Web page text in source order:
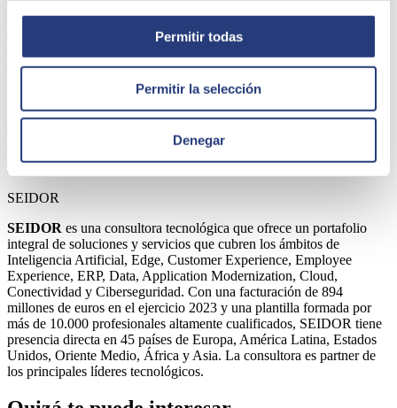
Permitir todas
Permitir la selección
Denegar
por ondas iniciada en 2025 con Bélgica y Perú, y alineada con la
hoja de ruta corporativa de expansión de estas capacidades al resto
de países donde opera. Este enfoque se apoya en el porfolio
27001, 27017, 27018, 27701, 22301, ISO 20000-1 y ENS Alto.
Autor
SEIDOR
SEIDOR es una consultora tecnológica que ofrece un portafolio
integral de soluciones y servicios que cubren los ámbitos de
Inteligencia Artificial, Edge, Customer Experience, Employee
Experience, ERP, Data, Application Modernization, Cloud,
Conectividad y Ciberseguridad. Con una facturación de 894
millones de euros en el ejercicio 2023 y una plantilla formada por
más de 10.000 profesionales altamente cualificados, SEIDOR tiene
presencia directa en 45 países de Europa, América Latina, Estados
Unidos, Oriente Medio, África y Asia. La consultora es partner de
los principales líderes tecnológicos.